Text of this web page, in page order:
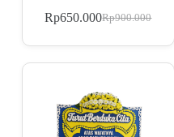
Rp900.000
Rp650.000